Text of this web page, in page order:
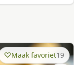
Maak favoriet19